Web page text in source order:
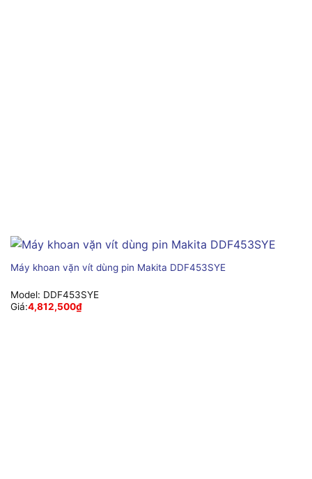
Máy khoan vặn vít dùng pin Makita DDF453SYE
Model: DDF453SYE
Giá:4,812,500₫